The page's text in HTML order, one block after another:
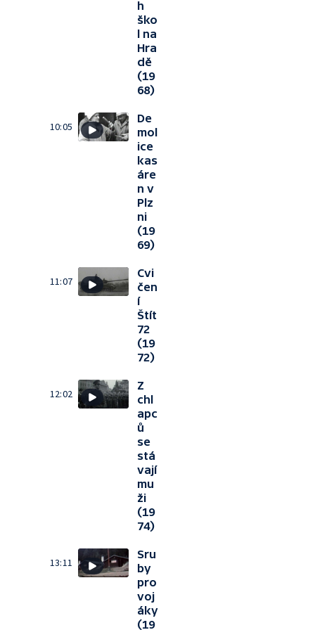
h
ško
l na
Hra
dě
(19
68)
10:05
De
mol
ice
kas
áre
n v
Plz
ni
(19
69)
11:07
Cvi
čen
í
Štít
72
(19
72)
12:02
Z
chl
apc
ů
se
stá
vají
mu
ži
(19
74)
13:11
Sru
by
pro
voj
áky
(19